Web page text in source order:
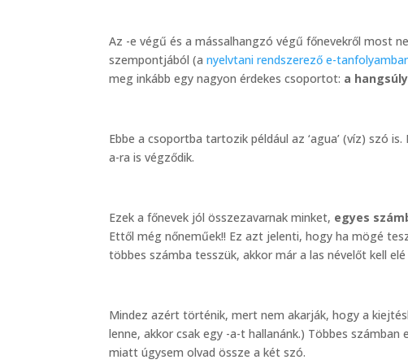
Az -e végű és a mássalhangzó végű főnevekről most
szempontjából (anyelvtani rendszerező e-
meg inkább egy nagyon érdekes csoportot: a
Ebbe a csoportba tartozik például az ‘agua’ (víz) szó
a-ra is végződik.
Ezek a főnevek jól összezavarnak minket, egyes
Ettől még nőneműek!! Ez azt jelenti, hogy ha mögé
többes számba tesszük, akkor már a las névelőt kell elé
Mindez azért történik, mert nem akarják, hogy a
lenne, akkor csak egy -a-t hallanánk.) Többes
miatt úgysem olvad össze a két szó.